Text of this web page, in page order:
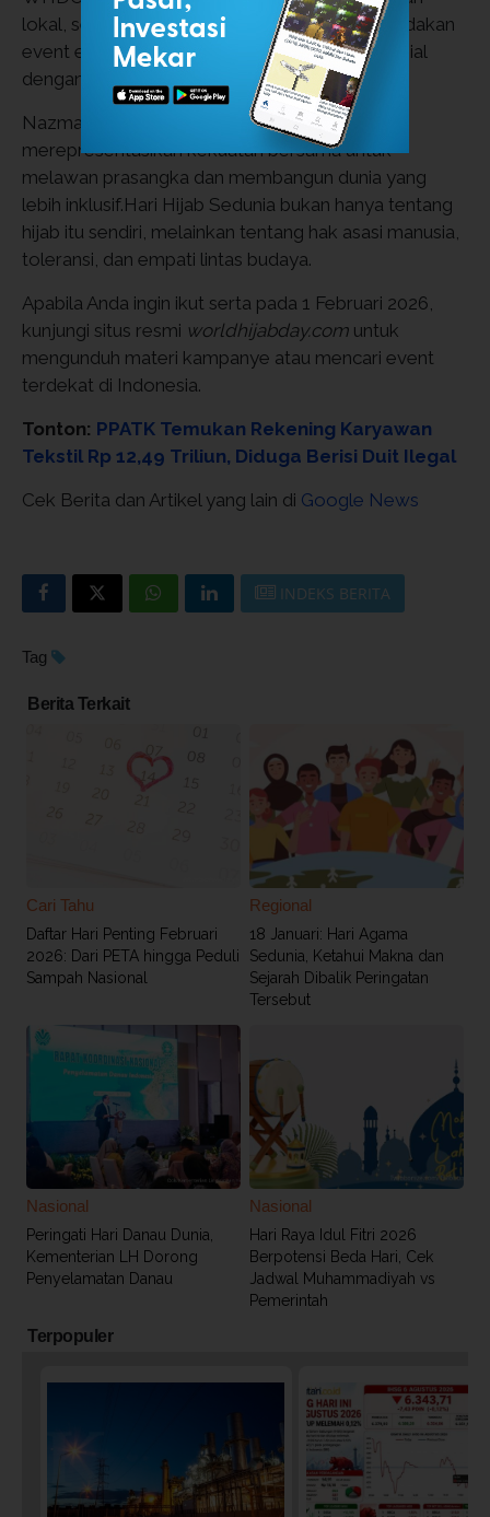
lokal, seperti mengenakan hijab sehari, mengadakan
event edukasi, atau berbagi cerita di media sosial
dengan hashtag tersebut.
Nazma Khan menyatakan bahwa tema ini
merepresentasikan kekuatan bersama untuk
melawan prasangka dan membangun dunia yang
lebih inklusif.Hari Hijab Sedunia bukan hanya tentang
hijab itu sendiri, melainkan tentang hak asasi manusia,
toleransi, dan empati lintas budaya.
Apabila Anda ingin ikut serta pada 1 Februari 2026,
kunjungi situs resmi worldhijabday.com untuk
mengunduh materi kampanye atau mencari event
terdekat di Indonesia.
Tonton: PPATK Temukan Rekening Karyawan
Tekstil Rp 12,49 Triliun, Diduga Berisi Duit Ilegal
Cek Berita dan Artikel yang lain di Google News
INDEKS BERITA
Tag
Berita Terkait
Cari Tahu
Daftar Hari Penting Februari
2026: Dari PETA hingga Peduli
Sampah Nasional
Regional
18 Januari: Hari Agama
Sedunia, Ketahui Makna dan
Sejarah Dibalik Peringatan
Tersebut
Nasional
Peringati Hari Danau Dunia,
Kementerian LH Dorong
Penyelamatan Danau
Nasional
Hari Raya Idul Fitri 2026
Berpotensi Beda Hari, Cek
Jadwal Muhammadiyah vs
Pemerintah
Terpopuler